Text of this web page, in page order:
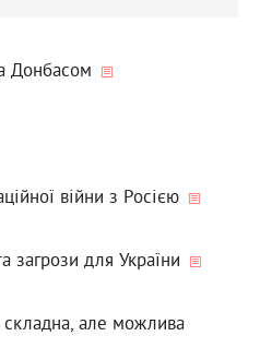
Донбасом
війни з Росією
загрози для України
складна, але можлива